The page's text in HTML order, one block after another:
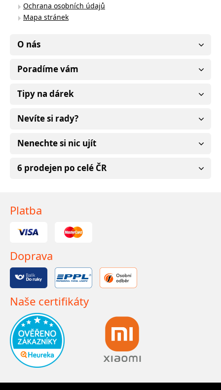
Ochrana osobních údajů
Mapa stránek
O nás
Poradíme vám
Tipy na dárek
Nevíte si rady?
Nenechte si nic ujít
6 prodejen po celé ČR
Platba
Doprava
Naše certifikáty